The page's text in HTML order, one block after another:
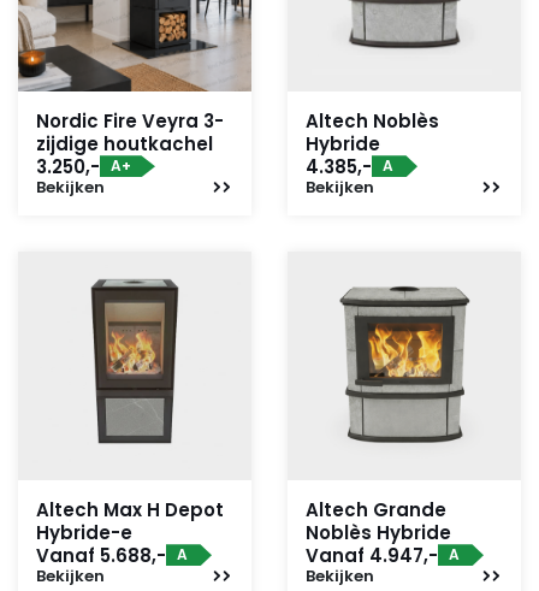
Nordic Fire Veyra 3-
zijdige houtkachel
3.250,- A+
Bekijken
Altech Noblès
Hybride
4.385,- A
Bekijken
Altech Max H Depot
Hybride-e
Vanaf 5.688,- A
Bekijken
Altech Grande
Noblès Hybride
Vanaf 4.947,- A
Bekijken